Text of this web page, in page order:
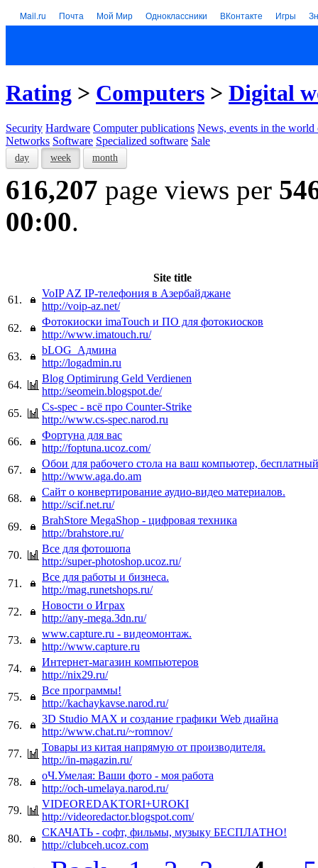
Mail.ru Почта Мой Мир Одноклассники ВКонтакте Игры
Rating > Computers > Digital
Security Hardware Computer publications News, events in the world
Networks Software Specialized software Sale
day week month
616,207 page views per
00:00.
Site title
61.
VoIP AZ IP-телефония в Азербайджане
http://voip-az.net/
62.
Фотокиоски imaTouch и ПО для фотокиосков
http://www.imatouch.ru/
63.
bLOG_Админа
http://logadmin.ru
64.
Blog Optimirung Geld Verdienen
http://seomein.blogspot.de/
65.
Cs-spec - всё про Counter-Strike
http://www.cs-spec.narod.ru
66.
Фортуна для вас
http://foptuna.ucoz.com/
67.
Обои для рабочего стола на ваш компьютер,
http://www.aga.do.am
68.
Сайт о конвертирование аудио-видео материалов.
http://scif.net.ru/
69.
BrahStore MegaShop - цифровая техника
http://brahstore.ru/
70.
Все для фотошопа
http://super-photoshop.ucoz.ru/
71.
Все для работы и бизнеса.
http://mag.runetshops.ru/
72.
Новости о Играх
http://any-mega.3dn.ru/
73.
www.capture.ru - видеомонтаж.
http://www.capture.ru
74.
Интернет-магазин компьютеров
http://nix29.ru/
75.
Все программы!
http://kachaykavse.narod.ru/
76.
3D Studio MAX и создание графики Web диайна
http://www.chat.ru/~romnov/
77.
Товары из китая напрямую от производителя.
http://in-magazin.ru/
78.
оЧ.Умелая: Ваши фото - моя работа
http://och-umelaya.narod.ru/
79.
VIDEOREDAKTORI+UROKI
http://videoredactor.blogspot.com/
80.
СКАЧАТЬ - софт, фильмы, музыку БЕСПЛАТНО!
http://clubceh.ucoz.com